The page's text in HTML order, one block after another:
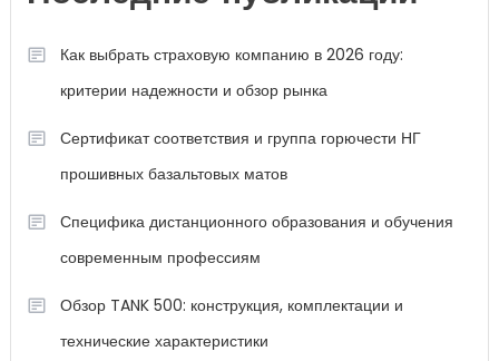
Как выбрать страховую компанию в 2026 году:
критерии надежности и обзор рынка
Сертификат соответствия и группа горючести НГ
прошивных базальтовых матов
Специфика дистанционного образования и обучения
современным профессиям
Обзор TANK 500: конструкция, комплектации и
технические характеристики